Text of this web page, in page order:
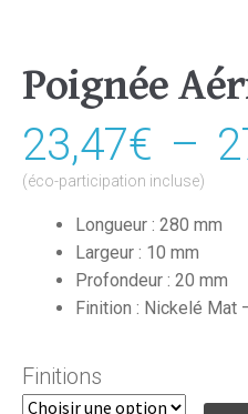
Poignée
23,47€ –
(éco-participation incluse)
Longueur : 280 mm
Largeur : 10 mm
Profondeur : 20 mm
Finition : Nickelé Mat
Finitions